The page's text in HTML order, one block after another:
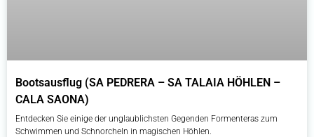
Bootsausflug (SA PEDRERA – SA TALAIA HÖHLEN –
CALA SAONA)
Entdecken Sie einige der unglaublichsten Gegenden Formenteras zum
Schwimmen und Schnorcheln in magischen Höhlen.